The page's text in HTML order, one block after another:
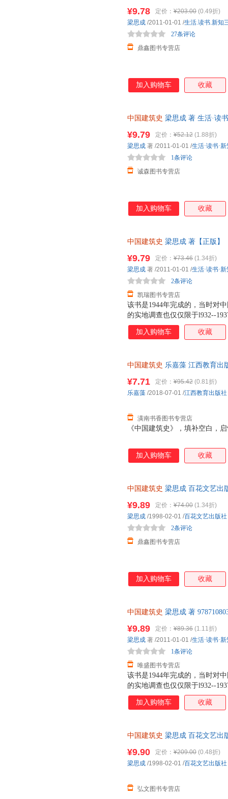
筑师。今后数十年，国家建设
创办了建筑系，建筑史的研究
遗著，因此补充的图
¥9.78 定价： ¥203.00 (0.49折)
鼎鑫图书专营店
27条评论
梁思成 /2011-01-01 /生活.读书.新知
加入购物车 收藏
中国建筑史 梁思成 著 生活·读
¥9.79 定价： ¥52.12 (1.88折)
诚森图书专营店
1条评论
梁思成 著 /2011-01-01 /生活·读书·
加入购物车 收藏
中国建筑史 梁思成 著【正版】
该书是1944年完成的，当时对
的实地调查也仅仅限于l932--
要弄清中国建筑两千年来发展
先从主流建筑人手，这就是为
军兴以还，各地城市摧毁已甚
筑师。今后数十年，国家建设
创办了建筑系，建筑史的研究
¥9.79 定价： ¥73.46 (1.34折)
凯瑞图书专营店
2条评论
梁思成 著 /2011-01-01 /生活·读书·
加入购物车 收藏
中国建筑史 乐嘉藻 江西教育出
《中国建筑史》，填补空白，
¥7.71 定价： ¥95.42 (0.81折)
潢南书香图书专营店
乐嘉藻 /2018-07-01 /江西教育出版社
加入购物车 收藏
中国建筑史 梁思成 百花文艺出
¥9.89 定价： ¥74.00 (1.34折)
鼎鑫图书专营店
2条评论
梁思成 /1998-02-01 /百花文艺出版社
加入购物车 收藏
中国建筑史 梁思成 著
该书是1944年完成的，当时对
的实地调查也仅仅限于l932--
要弄清中国建筑两千年来发展
先从主流建筑人手，这就是为
军兴以还，各地城市摧毁已甚
筑师。今后数十年，国家建设
创办了建筑系，建筑史的研究
¥9.89 定价： ¥89.36 (1.11折)
唯盛图书专营店
1条评论
梁思成 著 /2011-01-01 /生活·读书·
加入购物车 收藏
中国建筑史 梁思成 百花文艺出
¥9.90 定价： ¥209.00 (0.48折)
弘文图书专营店
梁思成 /1998-02-01 /百花文艺出版社